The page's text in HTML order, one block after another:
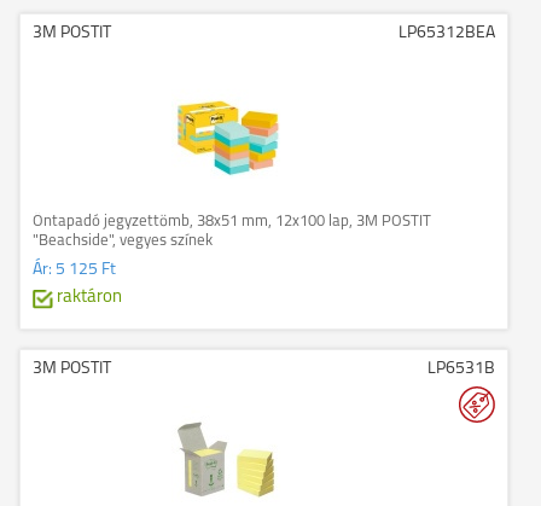
3M POSTIT LP65312BEA
Öntapadó jegyzettömb, 38x51 mm, 12x100 lap, 3M POSTIT
"Beachside", vegyes színek
Ár: 5 125 Ft
raktáron
3M POSTIT LP6531B